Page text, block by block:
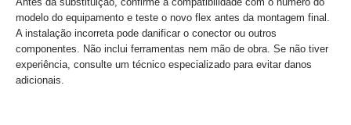
modelo do equipamento e teste o novo flex antes da montagem final.
A instalação incorreta pode danificar o conector ou outros
componentes. Não inclui ferramentas nem mão de obra. Se não tiver
experiência, consulte um técnico especializado para evitar danos
adicionais.